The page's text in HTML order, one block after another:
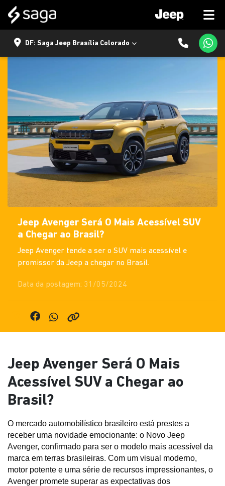
DF: Saga Jeep Brasília Colorado
Jeep Avenger Será O Mais Acessível SUV
a Chegar ao Brasil?
Jeep Avenger tende a ser o SUV mais acessível e
promissor da Jeep a chegar no Brasil.
Data da postagem: 31/05/2024
Jeep Avenger Será O Mais
Acessível SUV a Chegar ao
Brasil?
O mercado automobilístico brasileiro está prestes a
receber uma novidade emocionante: o Novo Jeep
Avenger, confirmado para ser o modelo mais acessível da
marca em terras brasileiras. Com um visual moderno,
motor potente e uma série de recursos impressionantes, o
Avenger promete superar as expectativas dos